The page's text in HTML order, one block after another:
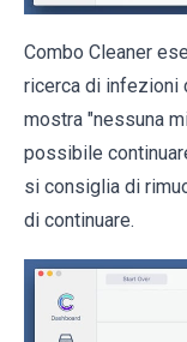
Combo Cleaner
ricerca di infezioni
mostra "nessuna
possibile
si consiglia di
di continuare.